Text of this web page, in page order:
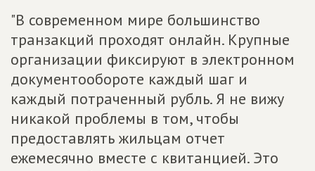
"В современном мире большинство
транзакций проходят онлайн. Крупные
организации фиксируют в электронном
документообороте каждый шаг и
каждый потраченный рубль. Я не вижу
никакой проблемы в том, чтобы
предоставлять жильцам отчет
ежемесячно вместе с квитанцией. Это